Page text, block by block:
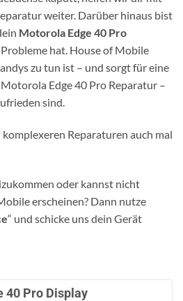
weiter. Darüber hinaus bist
Motorola Edge 40 Pro
hat. House of Mobile
zu tun ist – und sorgt für eine
Edge 40 Pro Reparatur –
sind.
komplexeren Reparaturen auch mal
oder kannst nicht
erscheinen? Dann nutze
“ und schicke uns dein Gerät
40 Pro Display